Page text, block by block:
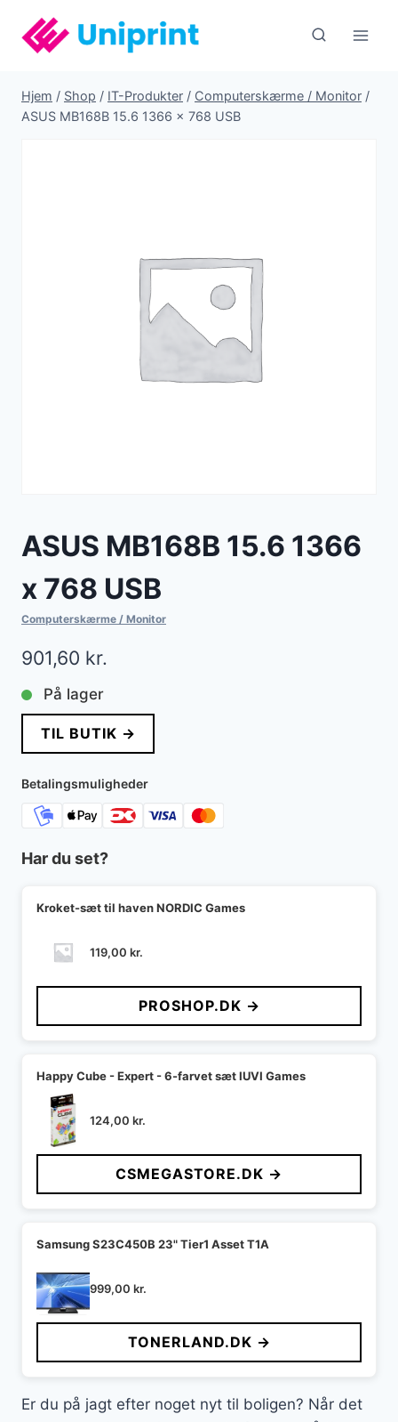
indhold
Hjem / Shop / IT-Produkter / Computerskærme / Monitor /
ASUS MB168B 15.6 1366 x 768 USB
ASUS MB168B 15.6 1366
x 768 USB
Computerskærme / Monitor
901,60 kr.
På lager
TIL BUTIK →
Betalingsmuligheder
Har du set?
Kroket-sæt til haven NORDIC Games
119,00 kr.
PROSHOP.DK →
Happy Cube - Expert - 6-farvet sæt IUVI Games
124,00 kr.
CSMEGASTORE.DK →
Samsung S23C450B 23" Tier1 Asset T1A
999,00 kr.
TONERLAND.DK →
Er du på jagt efter noget nyt til boligen? Når det